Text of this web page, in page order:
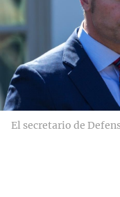
El secretario de